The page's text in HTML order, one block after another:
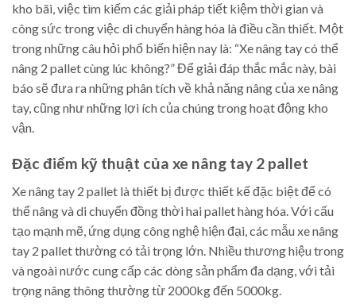
kho bãi, việc tìm kiếm các giải pháp tiết kiệm thời gian và
công sức trong việc di chuyển hàng hóa là điều cần thiết. Một
trong những câu hỏi phổ biến hiện nay là: “Xe nâng tay có thể
nâng 2 pallet cùng lúc không?” Để giải đáp thắc mắc này, bài
báo sẽ đưa ra những phân tích về khả năng nâng của xe nâng
tay, cũng như những lợi ích của chúng trong hoạt động kho
vận.
Đặc điểm kỹ thuật của xe nâng tay 2 pallet
Xe nâng tay 2 pallet là thiết bị được thiết kế đặc biệt để có
thể nâng và di chuyển đồng thời hai pallet hàng hóa. Với cấu
tạo mạnh mẽ, ứng dụng công nghệ hiện đại, các mẫu xe nâng
tay 2 pallet thường có tải trọng lớn. Nhiều thương hiệu trong
và ngoài nước cung cấp các dòng sản phẩm đa dạng, với tải
trọng nâng thông thường từ 2000kg đến 5000kg.